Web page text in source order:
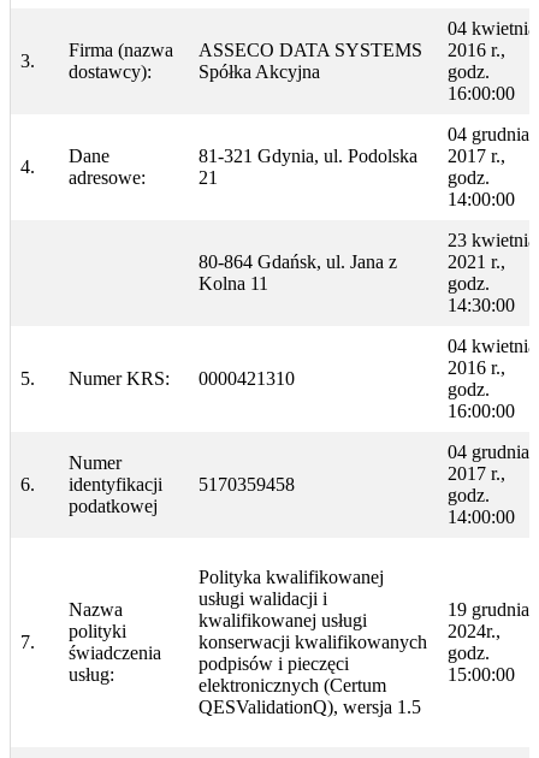
3.
Firma (nazwa
dostawcy):
ASSECO DATA SYSTEMS
Spółka Akcyjna
04 kwietnia
2016 r.,
godz.
16:00:00
4.
Dane
adresowe:
81-321 Gdynia, ul. Podolska
21
04 grudnia
2017 r.,
godz.
14:00:00
80-864 Gdańsk, ul. Jana z
Kolna 11
23 kwietnia
2021 r.,
godz.
14:30:00
5. Numer KRS: 0000421310
04 kwietnia
2016 r.,
godz.
16:00:00
6.
Numer
identyfikacji
podatkowej
5170359458
04 grudnia
2017 r.,
godz.
14:00:00
7.
Nazwa
polityki
świadczenia
usług:
Polityka kwalifikowanej
usługi walidacji i
kwalifikowanej usługi
konserwacji kwalifikowanych
podpisów i pieczęci
elektronicznych (Certum
QESValidationQ), wersja 1.5
19 grudnia
2024r.,
godz.
15:00:00